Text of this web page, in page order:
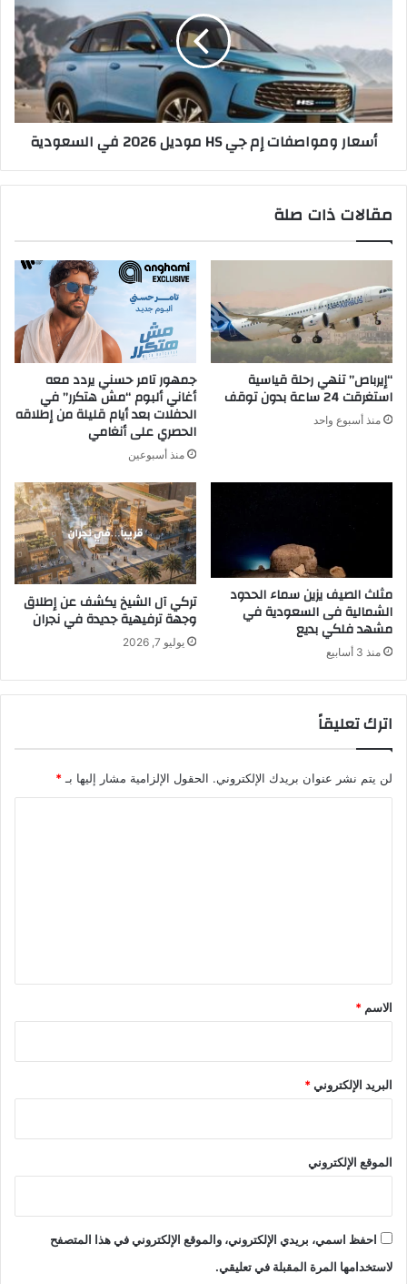
2026
السعودية
أسعار ومواصفات إم جي HS موديل 2026 في السعودية
مقالات ذات صلة
“إيرباص” تنهي رحلة قياسية
استغرقت 24 ساعة بدون توقف
منذ أسبوع واحد
جمهور تامر حسني يردد معه
أغاني ألبوم “مش هتكرر” في
الحفلات بعد أيام قليلة من إطلاقه
الحصري على أنغامي
منذ أسبوعين
مثلث الصيف يزين سماء الحدود
الشمالية فى السعودية في
مشهد فلكي بديع
منذ 3 أسابيع
تركي آل الشيخ يكشف عن إطلاق
وجهة ترفيهية جديدة في نجران
يوليو 7, 2026
اترك تعليقاً
لن يتم نشر عنوان بريدك الإلكتروني. الحقول الإلزامية مشار إليها بـ*
*
الاسم *
البريد الإلكتروني*
الموقع الإلكتروني
احفظ اسمي، بريدي الإلكتروني، والموقع الإلكتروني في هذا المتصفح
لاستخدامها المرة المقبلة في تعليقي.